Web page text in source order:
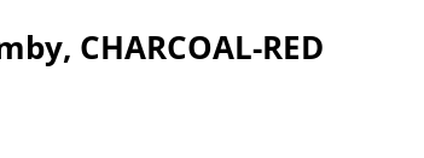
CHARCOAL-RED